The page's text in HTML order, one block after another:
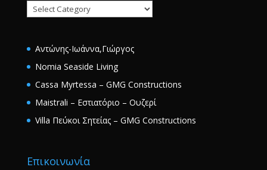
Κατηγορίες
Αντώνης-Ιωάννα,Γιώργος
Nomia Seaside Living
Cassa Myrtessa – GMG Constructions
Maistrali – Εστιατόριο – Ουζερί
Villa Πεύκοι Σητείας – GMG Constructions
Επικοινωνία